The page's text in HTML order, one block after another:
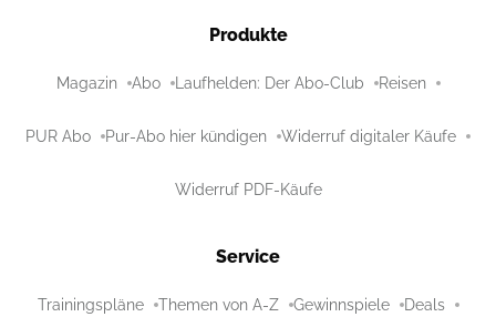
Produkte
Magazin Abo Laufhelden: Der Abo-Club Reisen
PUR Abo Pur-Abo hier kündigen Widerruf digitaler Käufe
Widerruf PDF-Käufe
Service
Trainingspläne Themen von A-Z Gewinnspiele Deals